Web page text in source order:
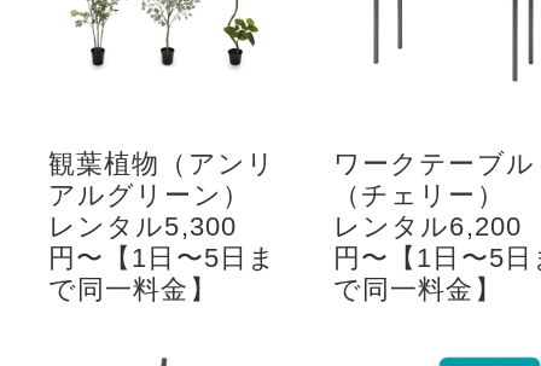
観葉植物（アンリ
アルグリーン）
レンタル5,300
円〜【1日〜5日ま
で同一料金】
ワークテーブル
（チェリー）
レンタル6,200
円〜【1日〜5日
で同一料金】